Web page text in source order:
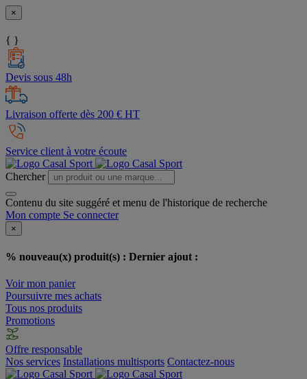
×
{ }
Devis sous 48h
Livraison offerte dès 200 € HT
Service client à votre écoute
Chercher
Contenu du site suggéré et menu de l'historique de recherche
Mon compte Se connecter
×
% nouveau(x) produit(s) : Dernier ajout :
Voir mon panier
Poursuivre mes achats
Tous nos produits
Promotions
Offre responsable
Nos services Installations multisports Contactez-nous